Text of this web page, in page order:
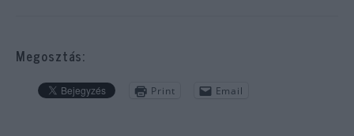
Megosztás:
Print Email